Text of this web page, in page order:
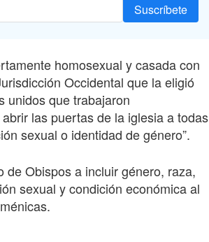
Suscríbete
homosexual y casada con
Occidental que la eligió
unidos que trabajaron
las puertas de la iglesia a todas
sexual o identidad de género”.
Obispos a incluir género, raza,
sexual y condición económica al